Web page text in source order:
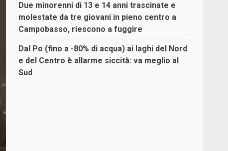
Due minorenni di 13 e 14 anni trascinate e
molestate da tre giovani in pieno centro a
Campobasso, riescono a fuggire
Dal Po (fino a -80% di acqua) ai laghi del Nord
e del Centro è allarme siccità: va meglio al
Sud